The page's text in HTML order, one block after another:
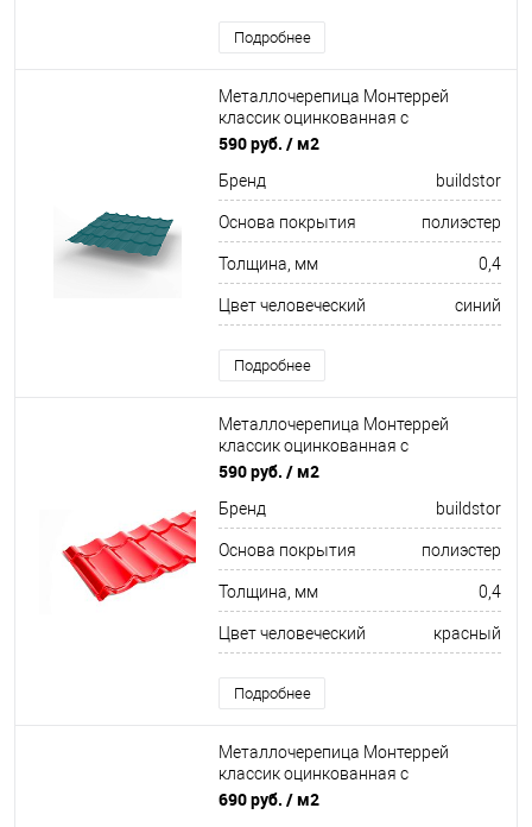
Подробнее
Металлочерепица Монтеррей
классик оцинкованная с
полимерным покрытием
590 руб. / м2
Бренд buildstor
Основа покрытия полиэстер
Толщина, мм 0,4
Цвет человеческий синий
Подробнее
Металлочерепица Монтеррей
классик оцинкованная с
полимерным покрытием
590 руб. / м2
Бренд buildstor
Основа покрытия полиэстер
Толщина, мм 0,4
Цвет человеческий красный
Подробнее
Металлочерепица Монтеррей
классик оцинкованная с
полимерным покрытием
690 руб. / м2